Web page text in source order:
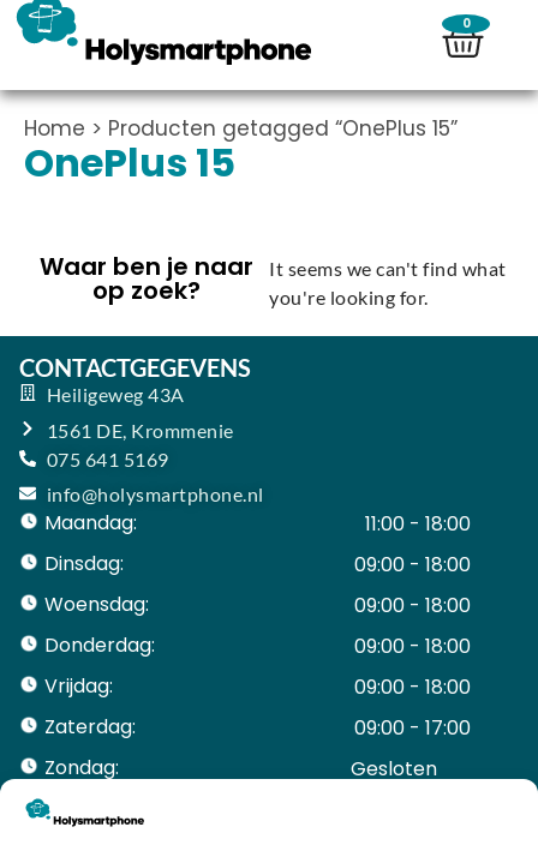
0
Home > Producten getagged “OnePlus 15”
OnePlus 15
Waar ben je naar
op zoek?
It seems we can't find what
you're looking for.
CONTACTGEGEVENS
Heiligeweg 43A
1561 DE, Krommenie
075 641 5169
info@holysmartphone.nl
Maandag:
11:00 - 18:00
Dinsdag:
09:00 - 18:00
Woensdag:
09:00 - 18:00
Donderdag:
09:00 - 18:00
Vrijdag:
09:00 - 18:00
Zaterdag:
09:00 - 17:00
Zondag:
Gesloten ​ ​ ​ ​ ​ ​ ​
ACCOUNT
Mijn Account